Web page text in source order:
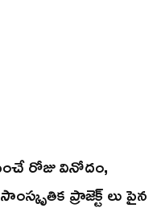
రోజు వినోదం,
ప్రాజెక్ట్ లు పైన